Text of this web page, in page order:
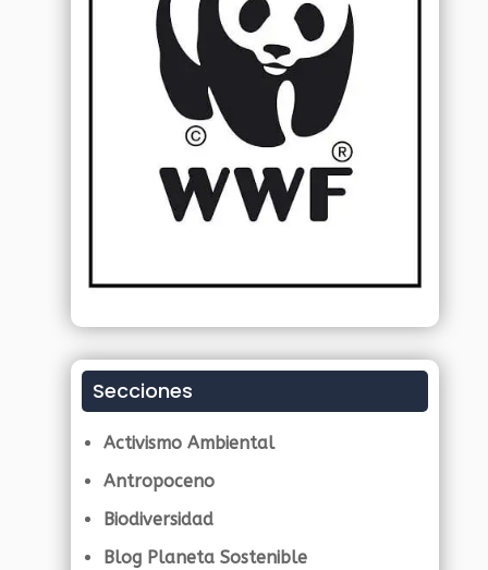
Secciones
Activismo Ambiental
Antropoceno
Biodiversidad
Blog Planeta Sostenible